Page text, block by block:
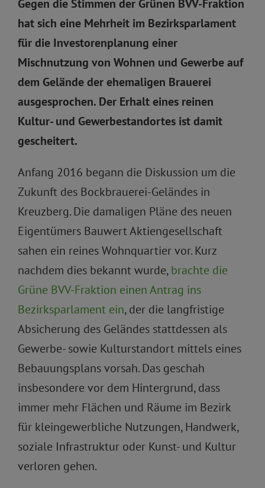
Gegen die Stimmen der Grünen BVV-Fraktion
hat sich eine Mehrheit im Bezirksparlament
für die Investorenplanung einer
Mischnutzung von Wohnen und Gewerbe auf
dem Gelände der ehemaligen Brauerei
ausgesprochen. Der Erhalt eines reinen
Kultur- und Gewerbestandortes ist damit
gescheitert.
Anfang 2016 begann die Diskussion um die
Zukunft des Bockbrauerei-Geländes in
Kreuzberg. Die damaligen Pläne des neuen
Eigentümers Bauwert Aktiengesellschaft
sahen ein reines Wohnquartier vor. Kurz
nachdem dies bekannt wurde,brachte die
Grüne BVV-Fraktion einen Antrag ins
Bezirksparlament ein, der die langfristige
Absicherung des Geländes stattdessen als
Gewerbe- sowie Kulturstandort mittels eines
Bebauungsplans vorsah. Das geschah
insbesondere vor dem Hintergrund, dass
immer mehr Flächen und Räume im Bezirk
für kleingewerbliche Nutzungen, Handwerk,
soziale Infrastruktur oder Kunst- und Kultur
verloren gehen.